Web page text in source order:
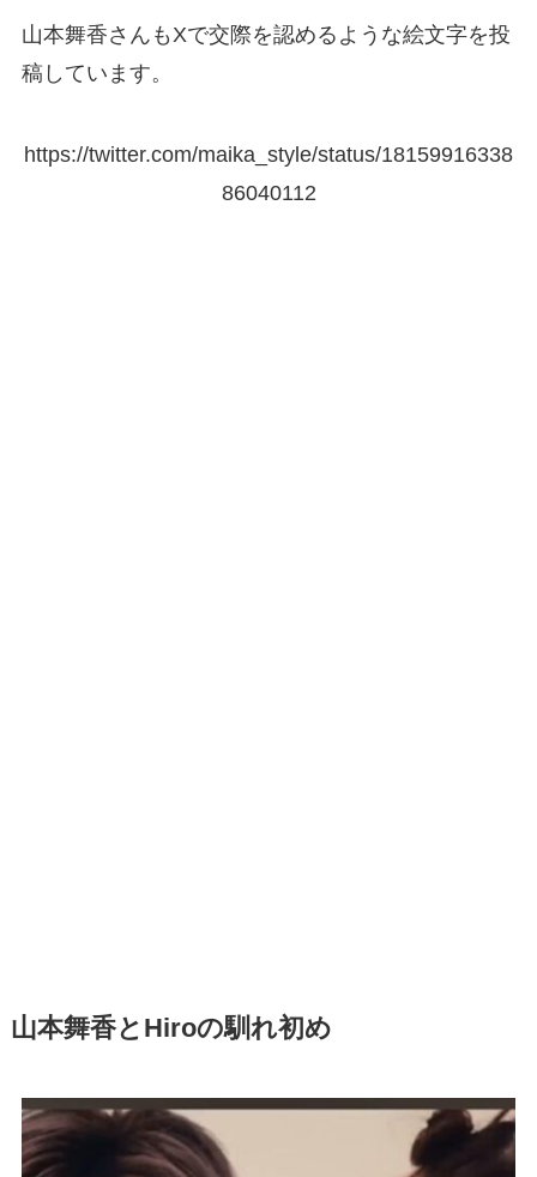
山本舞香さんもXで交際を認めるような絵文字を投
稿しています。
https://twitter.com/maika_style/status/18159916338
86040112
山本舞香とHiroの馴れ初め